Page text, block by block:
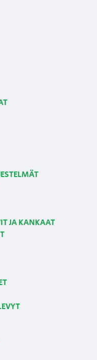
JA KANKAAT